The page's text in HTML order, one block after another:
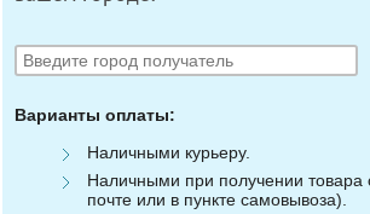
Варианты оплаты:
Наличными курьеру.
Наличными при получении товара
почте или в пункте самовывоза).